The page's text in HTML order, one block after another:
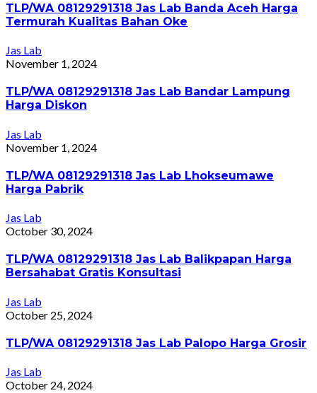
TLP/WA 08129291318 Jas Lab Banda Aceh Harga
Termurah Kualitas Bahan Oke
Jas Lab
November 1, 2024
TLP/WA 08129291318 Jas Lab Bandar Lampung
Harga Diskon
Jas Lab
November 1, 2024
TLP/WA 08129291318 Jas Lab Lhokseumawe
Harga Pabrik
Jas Lab
October 30, 2024
TLP/WA 08129291318 Jas Lab Balikpapan Harga
Bersahabat Gratis Konsultasi
Jas Lab
October 25, 2024
TLP/WA 08129291318 Jas Lab Palopo Harga Grosir
Jas Lab
October 24, 2024